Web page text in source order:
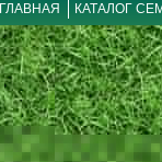
ГЛАВНАЯ КАТАЛОГ